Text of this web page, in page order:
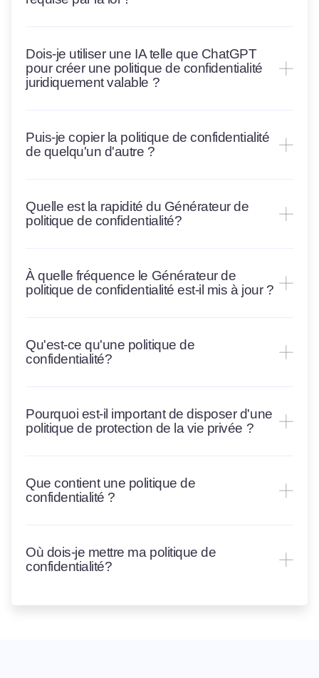
Dois-je utiliser une IA telle que ChatGPT
pour créer une politique de confidentialité
juridiquement valable ?
Puis-je copier la politique de confidentialité
de quelqu'un d'autre ?
Quelle est la rapidité du Générateur de
politique de confidentialité?
À quelle fréquence le Générateur de
politique de confidentialité est-il mis à jour ?
Qu'est-ce qu'une politique de
confidentialité?
Pourquoi est-il important de disposer d'une
politique de protection de la vie privée ?
Que contient une politique de
confidentialité ?
Où dois-je mettre ma politique de
confidentialité?